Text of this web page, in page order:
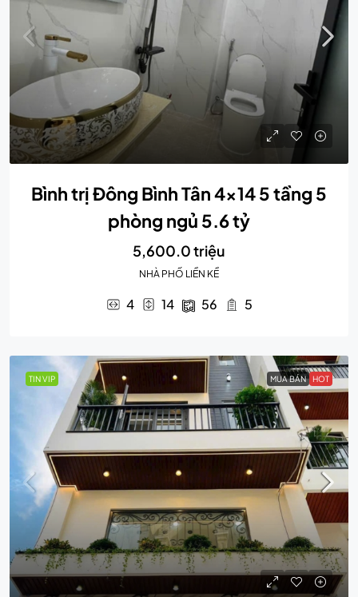
Bình trị Đông Bình Tân 4×14 5 tầng 5
phòng ngủ 5.6 tỷ
5,600.0 triệu
NHÀ PHỐ LIỀN KỀ
4 14 56 5
TIN VIP MUA BÁN HOT